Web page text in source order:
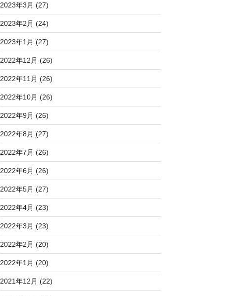
2023年3月 (27)
2023年2月 (24)
2023年1月 (27)
2022年12月 (26)
2022年11月 (26)
2022年10月 (26)
2022年9月 (26)
2022年8月 (27)
2022年7月 (26)
2022年6月 (26)
2022年5月 (27)
2022年4月 (23)
2022年3月 (23)
2022年2月 (20)
2022年1月 (20)
2021年12月 (22)